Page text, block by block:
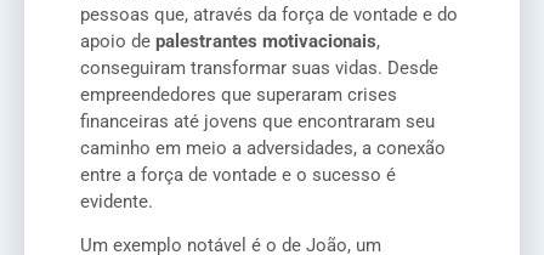
pessoas que, através da força de vontade e do
apoio de palestrantes motivacionais,
conseguiram transformar suas vidas. Desde
empreendedores que superaram crises
financeiras até jovens que encontraram seu
caminho em meio a adversidades, a conexão
entre a força de vontade e o sucesso é
evidente.
Um exemplo notável é o de João, um